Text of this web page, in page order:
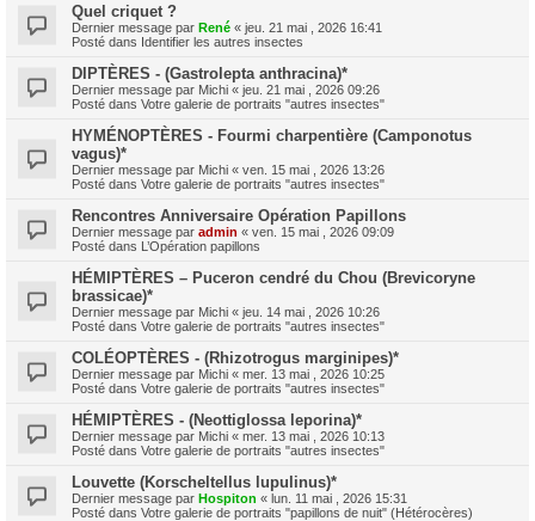
Quel criquet ?
Dernier message par René « jeu. 21 mai , 2026 16:41
Posté dans Identifier les autres insectes
DIPTÈRES - (Gastrolepta anthracina)*
Dernier message par Michi « jeu. 21 mai , 2026 09:26
Posté dans Votre galerie de portraits "autres insectes"
HYMÉNOPTÈRES - Fourmi charpentière (Camponotus
vagus)*
Dernier message par Michi « ven. 15 mai , 2026 13:26
Posté dans Votre galerie de portraits "autres insectes"
Rencontres Anniversaire Opération Papillons
Dernier message par admin « ven. 15 mai , 2026 09:09
Posté dans L’Opération papillons
HÉMIPTÈRES – Puceron cendré du Chou (Brevicoryne
brassicae)*
Dernier message par Michi « jeu. 14 mai , 2026 10:26
Posté dans Votre galerie de portraits "autres insectes"
COLÉOPTÈRES - (Rhizotrogus marginipes)*
Dernier message par Michi « mer. 13 mai , 2026 10:25
Posté dans Votre galerie de portraits "autres insectes"
HÉMIPTÈRES - (Neottiglossa leporina)*
Dernier message par Michi « mer. 13 mai , 2026 10:13
Posté dans Votre galerie de portraits "autres insectes"
Louvette (Korscheltellus lupulinus)*
Dernier message par Hospiton « lun. 11 mai , 2026 15:31
Posté dans Votre galerie de portraits "papillons de nuit" (Hétérocères)